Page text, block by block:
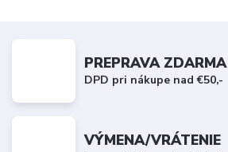
PREPRAVA ZDARMA
DPD pri nákupe nad €50,-
VÝMENA/VRÁTENIE